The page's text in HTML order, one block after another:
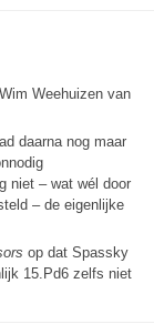
Weehuizen van
daarna nog maar
niet – wat wél door
– de eigenlijke
op dat Spassky
15.Pd6 zelfs niet